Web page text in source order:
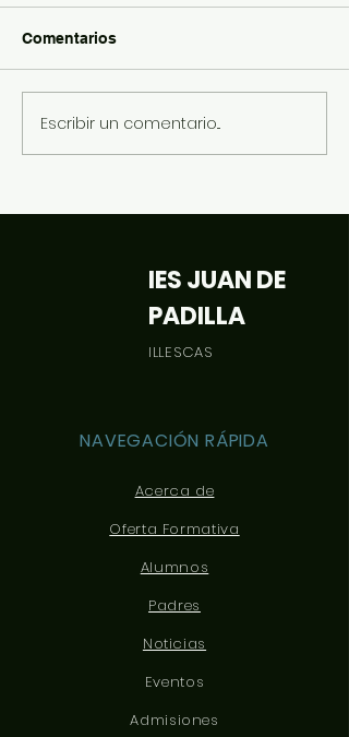
Halloween 2022
Comentarios
Escribir un comentario...
IES JUAN DE
PADILLA
ILLESCAS
NAVEGACIÓN RÁPIDA
Acerca de
Oferta Formativa
Alumnos
Padres
Noticias
Eventos
Admisiones